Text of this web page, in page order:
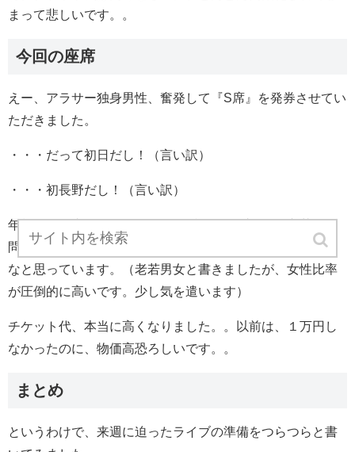
まって悲しいです。。
今回の座席
えー、アラサー独身男性、奮発して『S席』を発券させてい
ただきました。
・・・だって初日だし！（言い訳）
・・・初長野だし！（言い訳）
年齢のこと書きましたけど、ゆずのライブはもう老若男女
問わず参加しているので、そこまで気にする必要はないか
なと思っています。（老若男女と書きましたが、女性比率
が圧倒的に高いです。少し気を遣います）
チケット代、本当に高くなりました。。以前は、１万円し
なかったのに、物価高恐ろしいです。。
まとめ
というわけで、来週に迫ったライブの準備をつらつらと書